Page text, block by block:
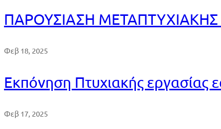
ΠΑΡΟΥΣΙΑΣΗ
Φεβ 18, 2025
Εκπόνηση Πτυχιακής εργασίας
Φεβ 17, 2025